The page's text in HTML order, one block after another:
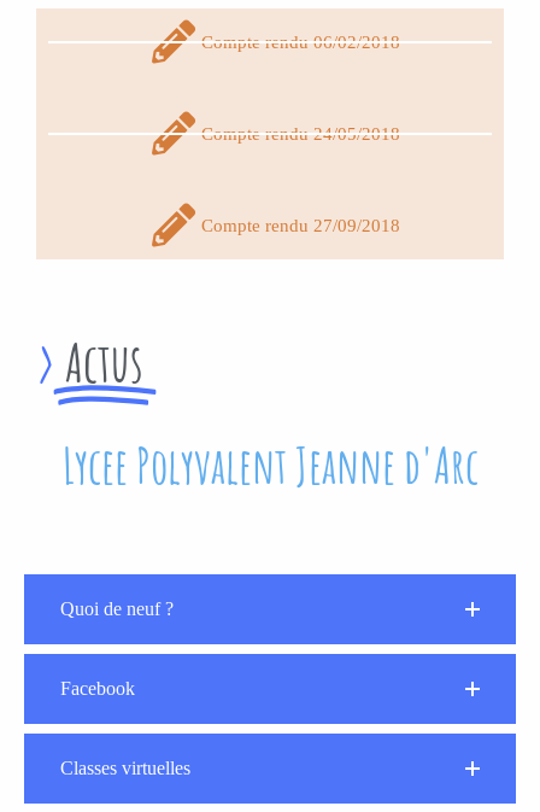
Compte rendu 06/02/2018
Compte rendu 24/05/2018
Compte rendu 27/09/2018
> Actus
Lycee Polyvalent Jeanne d'Arc
Quoi de neuf ?
Facebook
Classes virtuelles